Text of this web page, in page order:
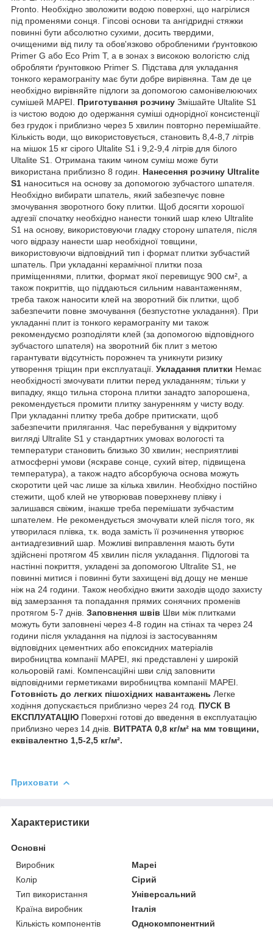
Pronto. Необхідно зволожити водою поверхні, що нагрілися
під променями сонця. Гіпсові основи та ангідридні стяжки
повинні бути абсолютно сухими, досить твердими,
очищеними від пилу та обов'язково обробленими ґрунтовкою
Primer G або Eco Prim T, а в зонах з високою вологістю слід
обробляти ґрунтовкою Primer S. Підстава для укладання
тонкого керамограніту має бути добре вирівняна. Там де це
необхідно вирівняйте підлоги за допомогою самонівелюючих
сумішей MAPEI. Приготування розчину Змішайте Ultalite S1
із чистою водою до одержання суміші однорідної консистенції
без грудок і приблизно через 5 хвилин повторно перемішайте.
Кількість води, що використовується, становить 8,4-8,7 літрів
на мішок 15 кг сірого Ultalite S1 і 9,2-9,4 літрів для білого
Ultalite S1. Отримана таким чином суміш може бути
використана приблизно 8 годин. Нанесення розчину Ultralite
S1 наноситься на основу за допомогою зубчастого шпателя.
Необхідно вибирати шпатель, який забезпечує повне
змочування зворотного боку плитки. Щоб досягти хорошої
адгезії спочатку необхідно нанести тонкий шар клею Ultralite
S1 на основу, використовуючи гладку сторону шпателя, після
чого відразу нанести шар необхідної товщини,
використовуючи відповідний тип і формат плитки зубчастий
шпатель. При укладанні керамічної плитки поза
приміщеннями, плитки, формат якої перевищує 900 см², а
також покриттів, що піддаються сильним навантаженням,
треба також наносити клей на зворотний бік плитки, щоб
забезпечити повне змочування (безпустотне укладання). При
укладанні плит із тонкого керамограніту ми також
рекомендуємо розподіляти клей (за допомогою відповідного
зубчастого шпателя) на зворотний бік плит з метою
гарантувати відсутність порожнеч та уникнути ризику
утворення тріщин при експлуатації. Укладання плитки Немає
необхідності змочувати плитки перед укладанням; тільки у
випадку, якщо тильна сторона плитки занадто запорошена,
рекомендується промити плитку зануренням у чисту воду.
При укладанні плитку треба добре притискати, щоб
забезпечити прилягання. Час перебування у відкритому
вигляді Ultralite S1 у стандартних умовах вологості та
температури становить близько 30 хвилин; несприятливі
атмосферні умови (яскраве сонце, сухий вітер, підвищена
температура), а також надто абсорбуюча основа можуть
скоротити цей час лише за кілька хвилин. Необхідно постійно
стежити, щоб клей не утворював поверхневу плівку і
залишався свіжим, інакше треба перемішати зубчастим
шпателем. Не рекомендується змочувати клей після того, як
утворилася плівка, т.к. вода замість її розчинення утворює
антиадгезивний шар. Можливі виправлення мають бути
здійснені протягом 45 хвилин після укладання. Підлогові та
настінні покриття, укладені за допомогою Ultralite S1, не
повинні митися і повинні бути захищені від дощу не менше
ніж на 24 години. Також необхідно вжити заходів щодо захисту
від замерзання та попадання прямих сонячних променів
протягом 5-7 днів. Заповнення швів Шви між плитками
можуть бути заповнені через 4-8 годин на стінах та через 24
години після укладання на підлозі із застосуванням
відповідних цементних або епоксидних матеріалів
виробництва компанії MAPEI, які представлені у широкій
кольоровій гамі. Компенсаційні шви слід заповнити
відповідними герметиками виробництва компанії MAPEI.
Готовність до легких пішохідних навантажень Легке
ходіння допускається приблизно через 24 год. ПУСК В
ЕКСПЛУАТАЦІЮ Поверхні готові до введення в експлуатацію
приблизно через 14 днів. ВИТРАТА 0,8 кг/м² на мм товщини,
еквівалентно 1,5-2,5 кг/м².
Приховати
Характеристики
Основні
Виробник
Mapei
Колір
Сірий
Тип використання
Універсальний
Країна виробник
Італія
Кількість компонентів
Однокомпонентний